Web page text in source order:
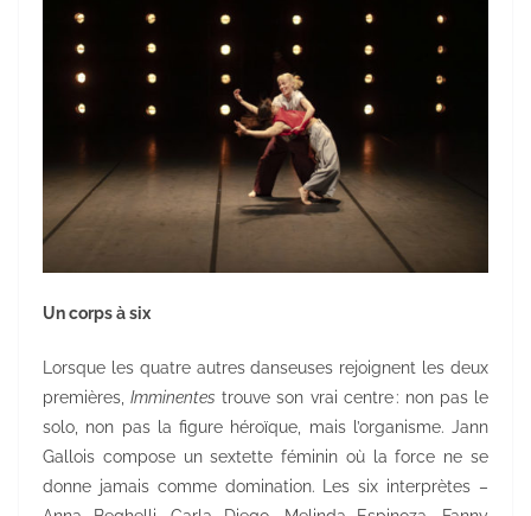
Un corps à six
Lorsque les quatre autres danseuses rejoignent les deux
premières,Imminentes trouve son vrai centre : non pas le
solo, non pas la figure héroïque, mais l’organisme. Jann
Gallois compose un sextette féminin où la force ne se
donne jamais comme domination. Les six interprètes –